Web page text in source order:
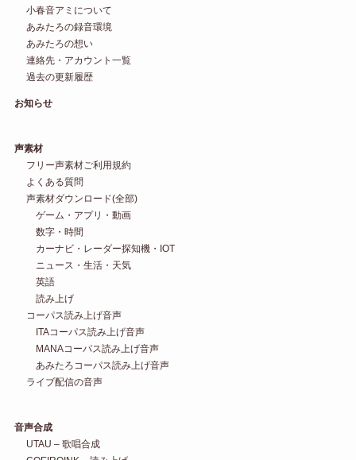
小春音アミについて
あみたろの録音環境
あみたろの想い
連絡先・アカウント一覧
過去の更新履歴
お知らせ
声素材
フリー声素材ご利用規約
よくある質問
声素材ダウンロード(全部)
ゲーム・アプリ・動画
数字・時間
カーナビ・レーダー探知機・IOT
ニュース・生活・天気
英語
読み上げ
コーパス読み上げ音声
ITAコーパス読み上げ音声
MANAコーパス読み上げ音声
あみたろコーパス読み上げ音声
ライブ配信の音声
音声合成
UTAU – 歌唱合成